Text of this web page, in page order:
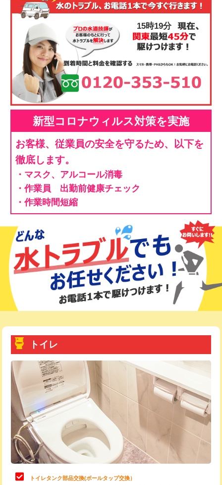
15時19分
新型コロナウィルス対策を実施
お客様、従業員の安全を守るため、以下を
徹底します。
・マスク、アルコール消毒
・作業員 出勤前健康チェック
・作業時間短縮
トイレ
トイレタンク部品交換(ボールタップ交換）